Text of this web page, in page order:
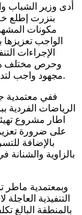
أدى وزير الشباب
بنزرت إطلع
مكونات
الواجب
الإجراءات
وحرص مختلف
مجهود واجب لتدعيم المنصة اللوجستية الشبابيةوالرياضيةبالجهة.
ففي معتمدية
الرياضات الفردية
على ضرورة تعزيز
بالإضافة
بالزاوية
وبمعتمدية ماطر
التنفيذية